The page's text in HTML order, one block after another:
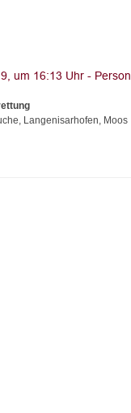
Langenisarhofen, Moos